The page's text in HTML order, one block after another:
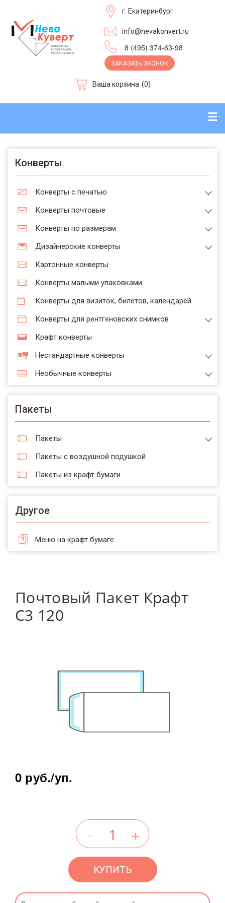
г. Екатеринбург
info@nevakonvert.ru
8 (495) 374-63-98
ЗАКАЗАТЬ ЗВОНОК
Ваша корзина (0)
☰
Конверты
Конверты с печатью
Конверты почтовые
Конверты по размерам
Дизайнерские конверты
Картонные конверты
Конверты малыми упаковками
Конверты для визиток, билетов, календарей
Конверты для рентгеновских снимков
Крафт конверты
Нестандартные конверты
Необычные конверты
Пакеты
Пакеты
Пакеты с воздушной подушкой
Пакеты из крафт бумаги
Другое
Меню на крафт бумаге
Почтовый Пакет Крафт
С3 120
0 руб./уп.
КУПИТЬ